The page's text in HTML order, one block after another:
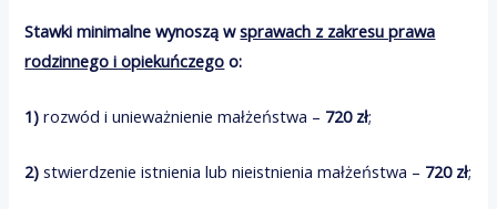
Stawki minimalne wynoszą wsprawach z zakresu prawa
rodzinnego i opiekuńczego o:
1) rozwód i unieważnienie małżeństwa – 720 zł;
2) stwierdzenie istnienia lub nieistnienia małżeństwa – 720 zł;